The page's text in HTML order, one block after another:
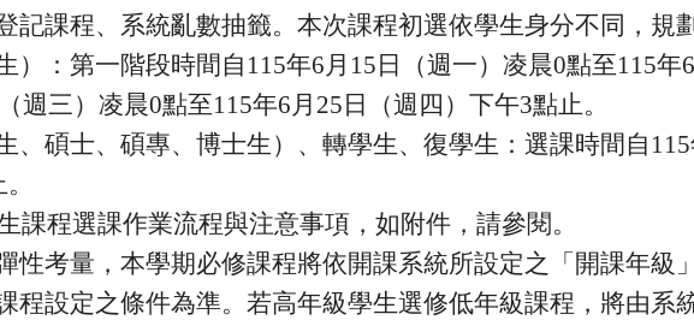
記課程、系統亂數抽籤。 本次課程初選依學生身分不同，規
）：第一階段時間自 115年6月 15 日 （週一）凌晨0點至115年6
週三）凌晨0點至115年6月 25 日（週四）下午3點止。
、碩士、碩專、博士生）、轉學生、 復學生：選課時間自 115
課程選課作業流程與注意事項， 如附件，請參閱。
性考量， 本學期必修課程將依開課系統所設定之「開課年級
程設定之條件為準。 若高年級學生選修低年級課程，將由系